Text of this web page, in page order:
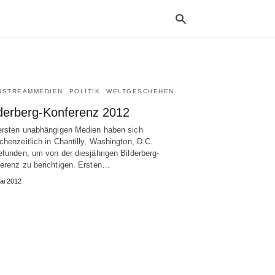
POLITIK WELTGESCHEHEN
Konferenz 2012
unabhängigen Medien haben sich
in Chantilly, Washington, D.C.
um von der diesjährigen Bilderberg-
zu berichtigen. Ersten…
2012